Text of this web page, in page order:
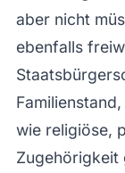
aber nicht
ebenfalls
wie religiöse,
Zugehörigkeit